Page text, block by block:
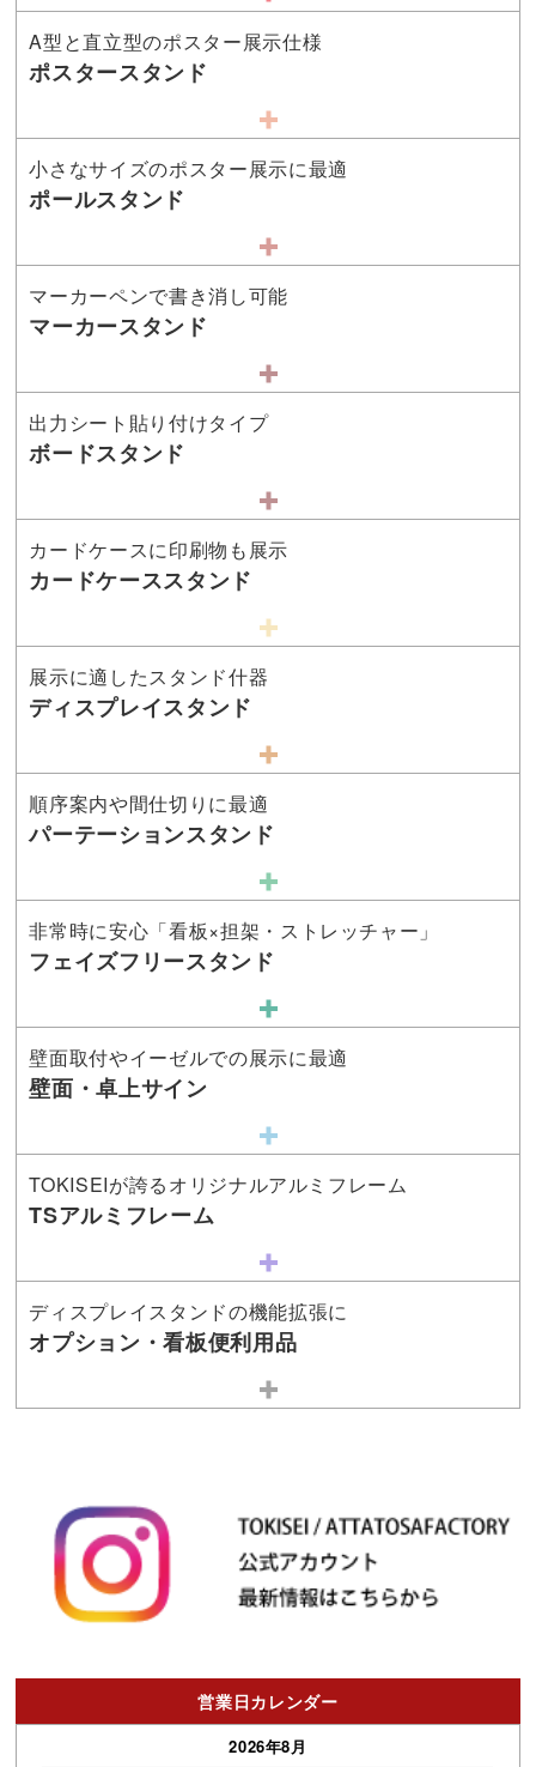
A型と直立型のポスター展示仕様
ポスタースタンド
小さなサイズのポスター展示に最適
ポールスタンド
マーカーペンで書き消し可能
マーカースタンド
出力シート貼り付けタイプ
ボードスタンド
カードケースに印刷物も展示
カードケーススタンド
展示に適したスタンド什器
ディスプレイスタンド
順序案内や間仕切りに最適
パーテーションスタンド
非常時に安心「看板×担架・ストレッチャー」
フェイズフリースタンド
壁面取付やイーゼルでの展示に最適
壁面・卓上サイン
TOKISEIが誇るオリジナルアルミフレーム
TSアルミフレーム
ディスプレイスタンドの機能拡張に
オプション・看板便利用品
営業日カレンダー
2026年8月